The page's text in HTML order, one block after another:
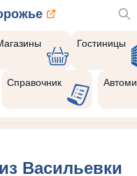
Гостиницы
Справочник
Васильевки